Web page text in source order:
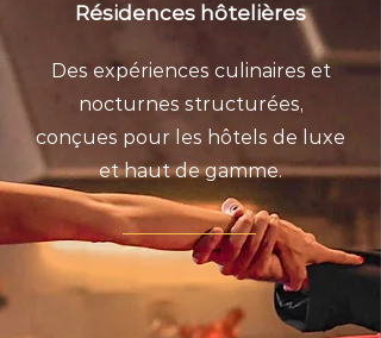
Résidences hôtelières
Des expériences culinaires et
nocturnes structurées,
conçues pour les hôtels de luxe
et haut de gamme.